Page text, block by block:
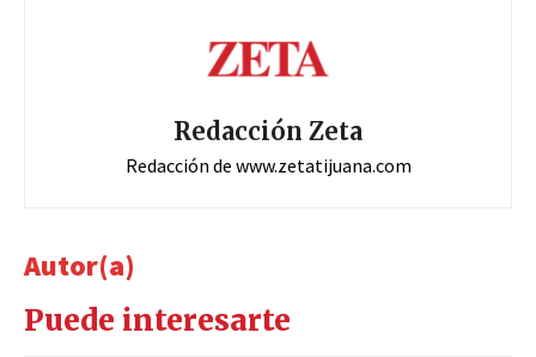
Redacción Zeta
Redacción de www.zetatijuana.com
Autor(a)
Puede interesarte